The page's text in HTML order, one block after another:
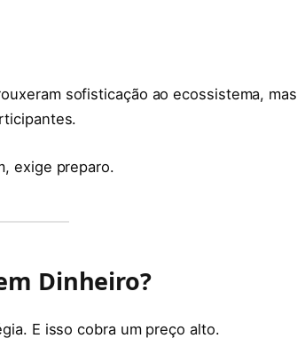
sofisticação ao ecossistema, mas
exige preparo.
Dinheiro?
E isso cobra um preço alto.